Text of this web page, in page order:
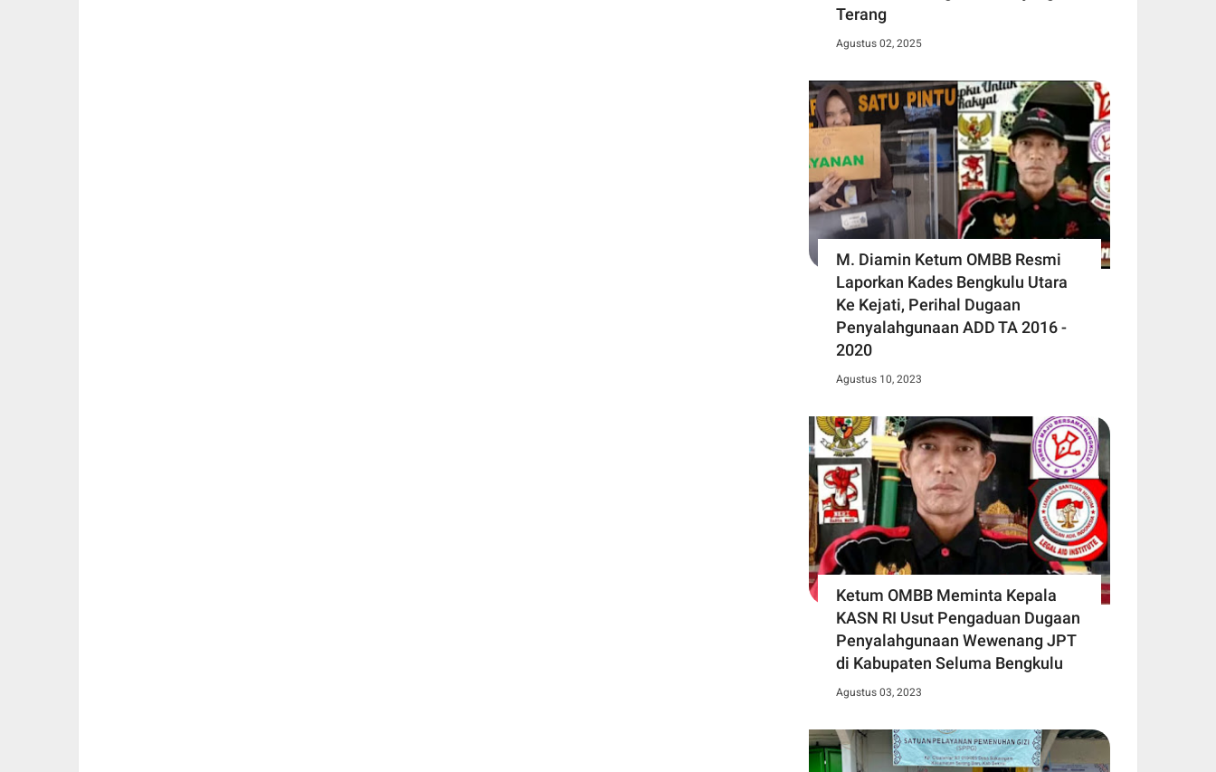
Terang
Agustus 02, 2025
M. Diamin Ketum OMBB Resmi
Laporkan Kades Bengkulu Utara
Ke Kejati, Perihal Dugaan
Penyalahgunaan ADD TA 2016 -
2020
Agustus 10, 2023
Ketum OMBB Meminta Kepala
KASN RI Usut Pengaduan Dugaan
Penyalahgunaan Wewenang JPT
di Kabupaten Seluma Bengkulu
Agustus 03, 2023